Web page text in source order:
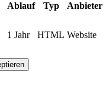
Ablauf Typ Anbieter
1 Jahr HTML Website